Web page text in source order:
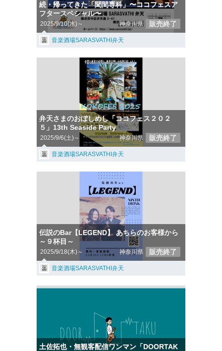
続・帰ってきた「聞間専科」〜ココフェスア
フタースペシャル〜
2025/9/10(水)～ 神奈川県 販売終了
音楽酒場SARASVATHI弁天
弁天さまのおぼしめし「ココフェス２０２
５」13th Seaside Party
2025/9/6(土)～ 神奈川県 販売終了
音楽酒場SARASVATHI弁天
伝説のBar【LEGEND】 あちらのお客様から
～９杯目～
2025/9/18(木)～ 神奈川県 販売終了
音楽酒場SARASVATHI弁天
土佐拓也・無観客配信ワンマン「DOORTAK